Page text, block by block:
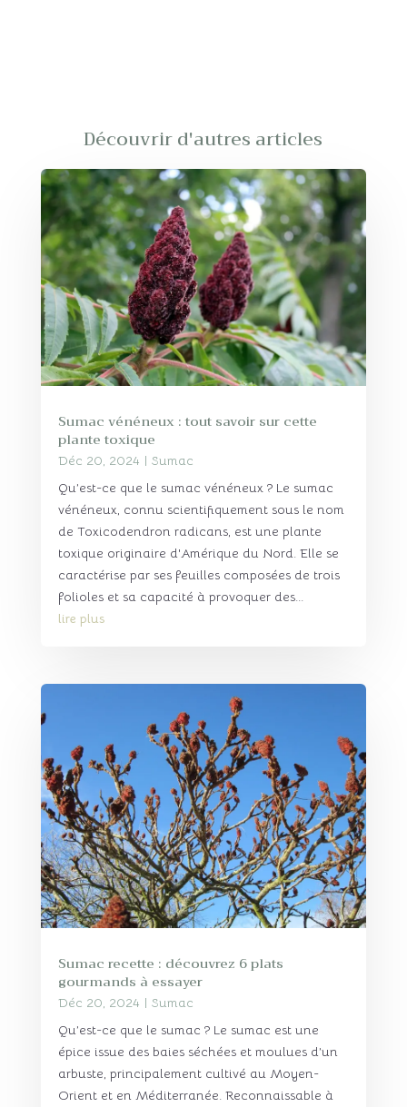
Découvrir d'autres articles
Sumac vénéneux : tout savoir sur cette
plante toxique
Déc 20, 2024 | Sumac
Qu’est-ce que le sumac vénéneux ? Le sumac
vénéneux, connu scientifiquement sous le nom
de Toxicodendron radicans, est une plante
toxique originaire d'Amérique du Nord. Elle se
caractérise par ses feuilles composées de trois
folioles et sa capacité à provoquer des...
lire plus
Sumac recette : découvrez 6 plats
gourmands à essayer
Déc 20, 2024 | Sumac
Qu’est-ce que le sumac ? Le sumac est une
épice issue des baies séchées et moulues d’un
arbuste, principalement cultivé au Moyen-
Orient et en Méditerranée. Reconnaissable à